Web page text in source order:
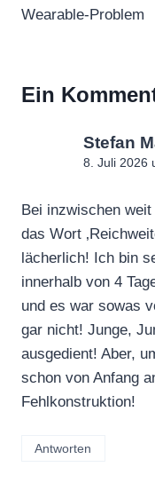
Wearable-Problem
Ein
Stefan
8. Juli 2026
Bei inzwischen
das Wort
lächerlich! Ich bin
innerhalb von 4
und es war sowas
gar nicht! Junge,
ausgedient! Aber,
schon von Anfang
Fehlkonstruktion!
Antworten